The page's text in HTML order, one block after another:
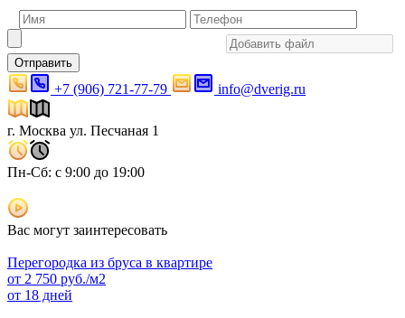
Отправить
+7 (906) 721-77-79 info@dverig.ru
г. Москва ул. Песчаная 1
Пн-Сб: с 9:00 до 19:00
Вас могут заинтересовать
Перегородка из бруса в квартире
от 2 750 руб./м2
от 18 дней